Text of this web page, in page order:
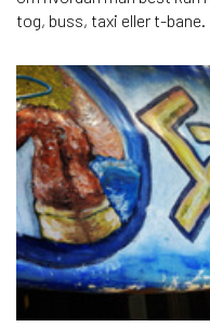
tog, buss, taxi eller t-